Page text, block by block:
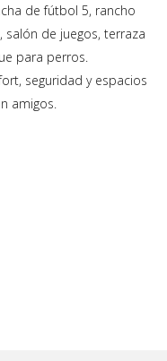
de fútbol 5, rancho
salón de juegos, terraza
para perros.
seguridad y espacios
amigos.